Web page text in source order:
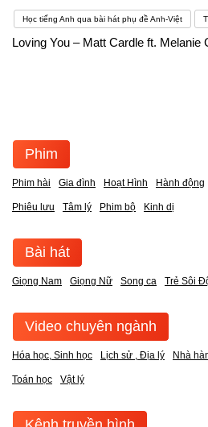
Học tiếng Anh qua bài hát phụ đề Anh-Việt
Loving You – Matt Cardle ft. Melanie
Phim
Phim hài Gia đình Hoạt Hình Hành động
Phiêu lưu Tâm lý Phim bộ Kinh dị
Bài hát
Giọng Nam Giọng Nữ Song ca Trẻ Sôi
Video chuyên ngành
Hóa học, Sinh học Lịch sử , Địa lý Nhà
Toán học Vật lý